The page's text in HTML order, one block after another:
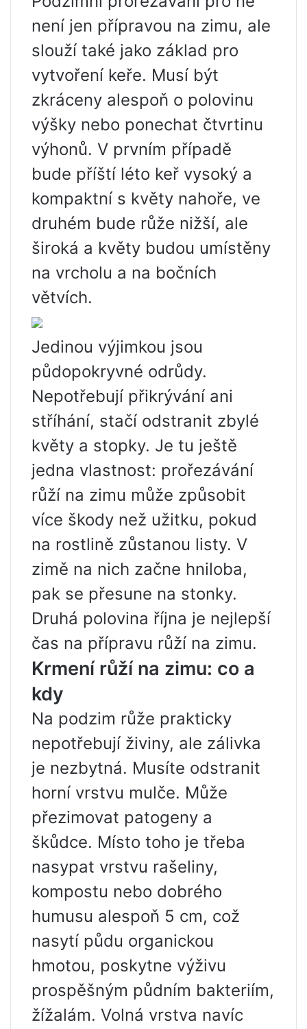
není jen přípravou na zimu, ale
slouží také jako základ pro
vytvoření keře. Musí být
zkráceny alespoň o polovinu
výšky nebo ponechat čtvrtinu
výhonů. V prvním případě
bude příští léto keř vysoký a
kompaktní s květy nahoře, ve
druhém bude růže nižší, ale
široká a květy budou umístěny
na vrcholu a na bočních
větvích.
Jedinou výjimkou jsou
půdopokryvné odrůdy.
Nepotřebují přikrývání ani
stříhání, stačí odstranit zbylé
květy a stopky. Je tu ještě
jedna vlastnost: prořezávání
růží na zimu může způsobit
více škody než užitku, pokud
na rostlině zůstanou listy. V
zimě na nich začne hniloba,
pak se přesune na stonky.
Druhá polovina října je nejlepší
čas na přípravu růží na zimu.
Krmení růží na zimu: co a
kdy
Na podzim růže prakticky
nepotřebují živiny, ale zálivka
je nezbytná. Musíte odstranit
horní vrstvu mulče. Může
přezimovat patogeny a
škůdce. Místo toho je třeba
nasypat vrstvu rašeliny,
kompostu nebo dobrého
humusu alespoň 5 cm, což
nasytí půdu organickou
hmotou, poskytne výživu
prospěšným půdním bakteriím,
žížalám. Volná vrstva navíc